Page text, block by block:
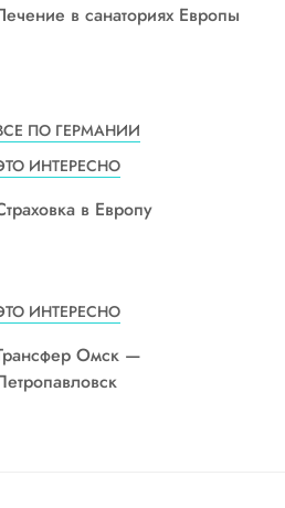
в санаториях Европы
ПО ГЕРМАНИИ
ИНТЕРЕСНО
в Европу
ИНТЕРЕСНО
Омск —